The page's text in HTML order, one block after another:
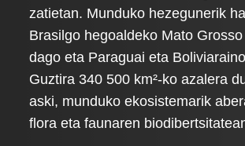
zatietan. Munduko hezegunerik
Brasilgo hegoaldeko Mato
dago eta Paraguai eta
Guztira 340 500 km²-ko azalera
aski, munduko ekosistemarik
flora eta faunaren